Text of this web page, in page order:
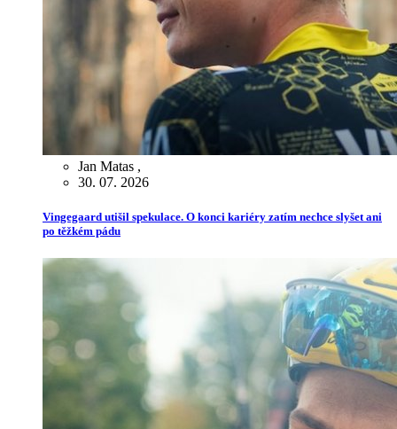
Jan Matas ,
30. 07. 2026
Vingegaard utišil spekulace. O konci kariéry zatím nechce slyšet ani
po těžkém pádu